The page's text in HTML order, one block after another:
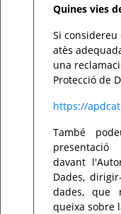
Quines vies
Si
atès
una
Protecció de
https://
També
davant
Dades,
dades, que
queixa sobre